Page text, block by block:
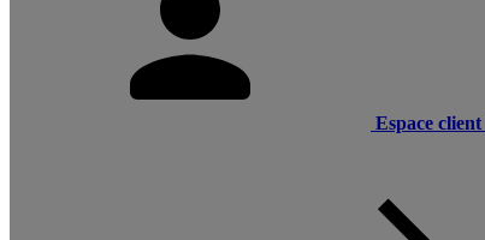
Espace client